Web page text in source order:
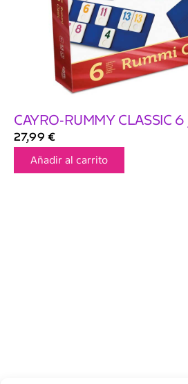
CAYRO-RUMMY CLASSIC
27,99 €
Añadir al carrito